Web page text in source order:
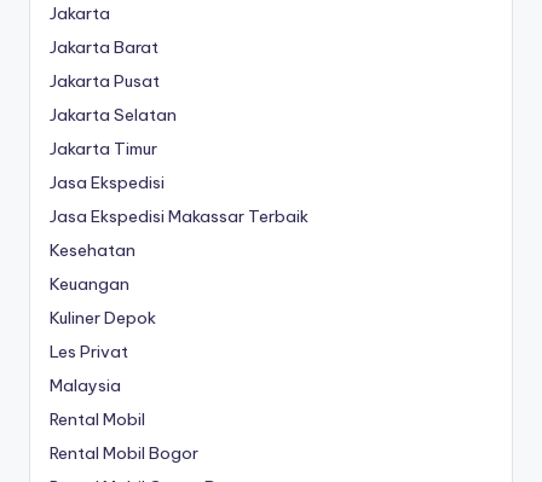
Jakarta
Jakarta Barat
Jakarta Pusat
Jakarta Selatan
Jakarta Timur
Jasa Ekspedisi
Jasa Ekspedisi Makassar Terbaik
Kesehatan
Keuangan
Kuliner Depok
Les Privat
Malaysia
Rental Mobil
Rental Mobil Bogor